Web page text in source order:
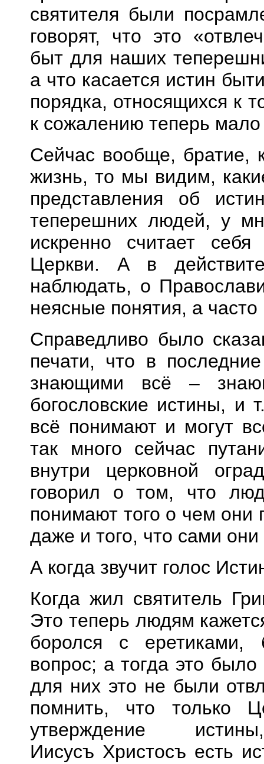
святителя были
говорят, что это
быт для наших
а что касается истин
порядка, относящихся к
к сожалению теперь мало
Сейчас вообще,
жизнь, то мы видим,
представления об
теперешних людей, у
искренно считает
Церкви. А в
наблюдать, о П
неясные понятия, а
Справедливо было
печати, что в
знающими всё –
богословские истины,
всё понимают и могут
так много сейчас
внутри церковной
говорил о том, что
понимают того о чем они
даже и того, что сами они
А когда звучит голос И
Когда жил святитель
Это теперь людям
боролся с еретиками,
вопрос; а тогда это было
для них это не были
помнить, что только
утверждение
Иисусъ Христосъ есть